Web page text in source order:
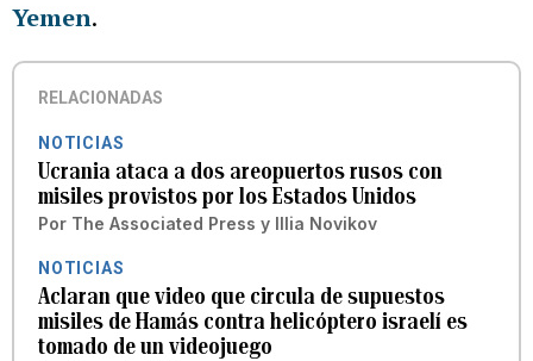
Yemen.
RELACIONADAS
NOTICIAS
Ucrania ataca a dos areopuertos rusos con
misiles provistos por los Estados Unidos
Por The Associated Press y Illia Novikov
NOTICIAS
Aclaran que video que circula de supuestos
misiles de Hamás contra helicóptero israelí es
tomado de un videojuego